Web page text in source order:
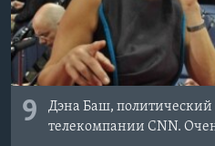
9
Дэна Баш, политический
телекомпании CNN.